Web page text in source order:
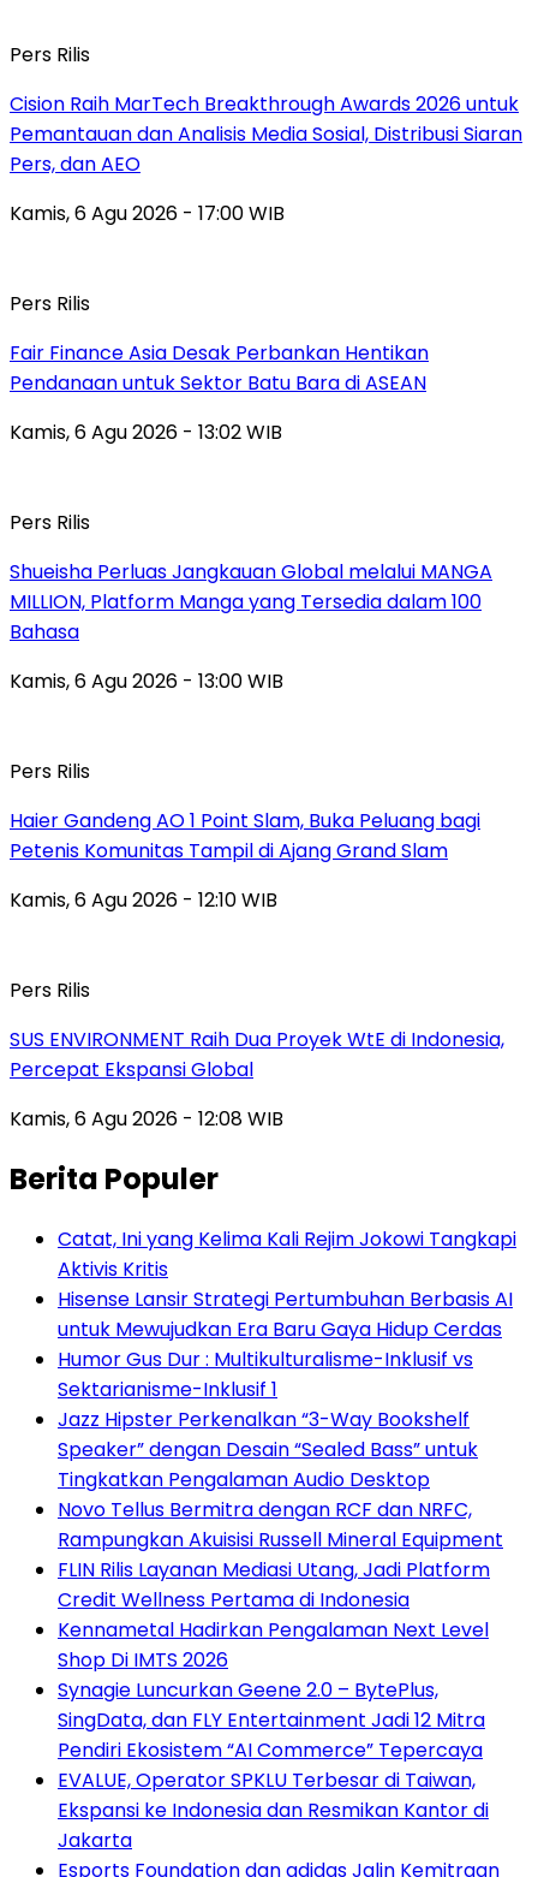
Pers Rilis
Cision Raih MarTech Breakthrough Awards 2026 untuk
Pemantauan dan Analisis Media Sosial, Distribusi Siaran
Pers, dan AEO
Kamis, 6 Agu 2026 - 17:00 WIB
Pers Rilis
Fair Finance Asia Desak Perbankan Hentikan
Pendanaan untuk Sektor Batu Bara di ASEAN
Kamis, 6 Agu 2026 - 13:02 WIB
Pers Rilis
Shueisha Perluas Jangkauan Global melalui MANGA
MILLION, Platform Manga yang Tersedia dalam 100
Bahasa
Kamis, 6 Agu 2026 - 13:00 WIB
Pers Rilis
Haier Gandeng AO 1 Point Slam, Buka Peluang bagi
Petenis Komunitas Tampil di Ajang Grand Slam
Kamis, 6 Agu 2026 - 12:10 WIB
Pers Rilis
SUS ENVIRONMENT Raih Dua Proyek WtE di Indonesia,
Percepat Ekspansi Global
Kamis, 6 Agu 2026 - 12:08 WIB
Berita Populer
Catat, Ini yang Kelima Kali Rejim Jokowi Tangkapi
Aktivis Kritis
Hisense Lansir Strategi Pertumbuhan Berbasis AI
untuk Mewujudkan Era Baru Gaya Hidup Cerdas
Humor Gus Dur : Multikulturalisme-Inklusif vs
Sektarianisme-Inklusif 1
Jazz Hipster Perkenalkan “3-Way Bookshelf
Speaker” dengan Desain “Sealed Bass” untuk
Tingkatkan Pengalaman Audio Desktop
Novo Tellus Bermitra dengan RCF dan NRFC,
Rampungkan Akuisisi Russell Mineral Equipment
FLIN Rilis Layanan Mediasi Utang, Jadi Platform
Credit Wellness Pertama di Indonesia
Kennametal Hadirkan Pengalaman Next Level
Shop Di IMTS 2026
Synagie Luncurkan Geene 2.0 – BytePlus,
SingData, dan FLY Entertainment Jadi 12 Mitra
Pendiri Ekosistem “AI Commerce” Tepercaya
EVALUE, Operator SPKLU Terbesar di Taiwan,
Ekspansi ke Indonesia dan Resmikan Kantor di
Jakarta
Esports Foundation dan adidas Jalin Kemitraan